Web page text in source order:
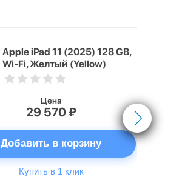
Apple iPad 11 (2025) 128 GB,
Wi-Fi, Желтый (Yellow)
Цена
29 570 ₽
Добавить в корзину
Купить в 1 клик